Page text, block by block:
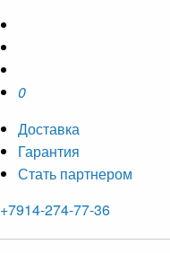
0
Доставка
Гарантия
Стать партнером
+7914-274-77-36